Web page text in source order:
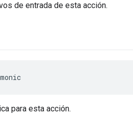
de entrada de esta acción.
para esta acción.